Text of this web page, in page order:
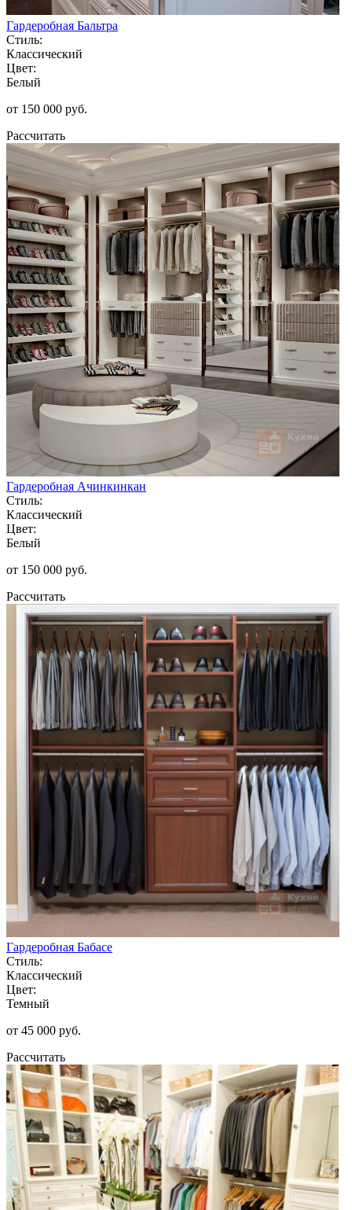
Гардеробная Бальтра
Стиль:
Классический
Цвет:
Белый
от 150 000 руб.
Рассчитать
Гардеробная Ачинкинкан
Стиль:
Классический
Цвет:
Белый
от 150 000 руб.
Рассчитать
Гардеробная Бабасе
Стиль:
Классический
Цвет:
Темный
от 45 000 руб.
Рассчитать